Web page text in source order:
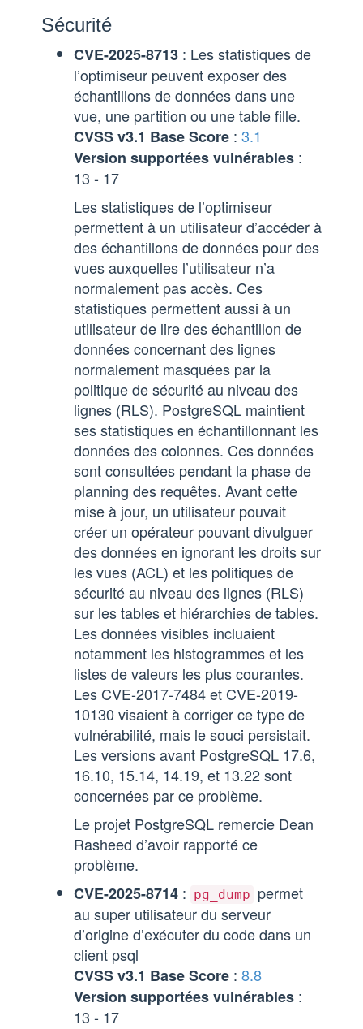
Sécurité
CVE-2025-8713: Les statistiques de
l’optimiseur peuvent exposer des
échantillons de données dans une
vue, une partition ou une table fille.
CVSS v3.1 Base Score: 3.1
Version supportées vulnérables:
13 - 17
Les statistiques de l’optimiseur
permettent à un utilisateur d’accéder à
des échantillons de données pour des
vues auxquelles l’utilisateur n’a
normalement pas accès. Ces
statistiques permettent aussi à un
utilisateur de lire des échantillon de
données concernant des lignes
normalement masquées par la
politique de sécurité au niveau des
lignes (RLS). PostgreSQL maintient
ses statistiques en échantillonnant les
données des colonnes. Ces données
sont consultées pendant la phase de
planning des requêtes. Avant cette
mise à jour, un utilisateur pouvait
créer un opérateur pouvant divulguer
des données en ignorant les droits sur
les vues (ACL) et les politiques de
sécurité au niveau des lignes (RLS)
sur les tables et hiérarchies de tables.
Les données visibles incluaient
notamment les histogrammes et les
listes de valeurs les plus courantes.
Les CVE-2017-7484 et CVE-2019-
10130 visaient à corriger ce type de
vulnérabilité, mais le souci persistait.
Les versions avant PostgreSQL 17.6,
16.10, 15.14, 14.19, et 13.22 sont
concernées par ce problème.
Le projet PostgreSQL remercie Dean
Rasheed d’avoir rapporté ce
problème.
CVE-2025-8714: pg_dump permet
au super utilisateur du serveur
d’origine d’exécuter du code dans un
client psql
CVSS v3.1 Base Score: 8.8
Version supportées vulnérables:
13 - 17